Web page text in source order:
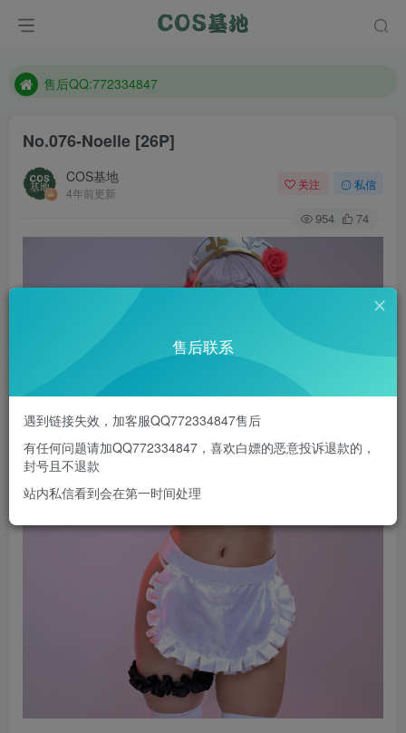
防失联：百度搜索《趣画刊》，实时查看最新站点。
售后QQ:772334847
No.076-Noelle [26P]
COS基地
4年前更新
关注 私信
954 74
售后联系
遇到链接失效，加客服QQ772334847售后
有任何问题请加QQ772334847，喜欢白嫖的恶意投诉退款的，
封号且不退款
站内私信看到会在第一时间处理